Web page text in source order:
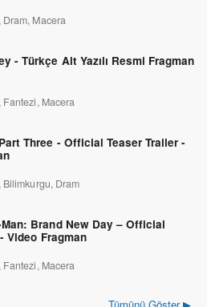
Dram, Macera
- Türkçe Alt Yazılı Resmi Fragman
Fantezi, Macera
Three - Official Teaser Trailer -
Bilimkurgu, Dram
Brand New Day – Official
Video Fragman
Fantezi, Macera